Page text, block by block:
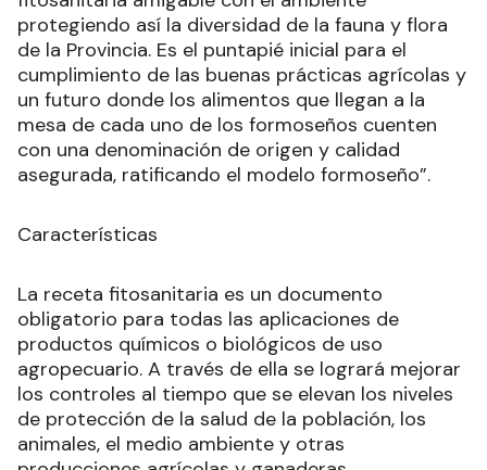
protegiendo así la diversidad de la fauna y flora
de la Provincia. Es el puntapié inicial para el
cumplimiento de las buenas prácticas agrícolas y
un futuro donde los alimentos que llegan a la
mesa de cada uno de los formoseños cuenten
con una denominación de origen y calidad
asegurada, ratificando el modelo formoseño”.
Características
La receta fitosanitaria es un documento
obligatorio para todas las aplicaciones de
productos químicos o biológicos de uso
agropecuario. A través de ella se logrará mejorar
los controles al tiempo que se elevan los niveles
de protección de la salud de la población, los
animales, el medio ambiente y otras